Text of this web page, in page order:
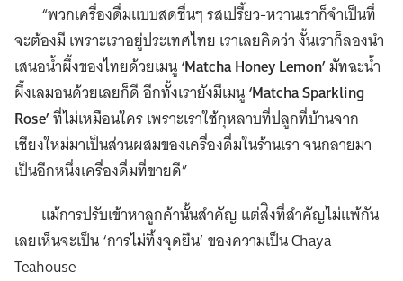
“พวกเครื่องดื่มแบบสดชื่นๆ รสเปรี้ยว-หวานเราก็จำเป็นที่
จะต้องมี เพราะเราอยู่ประเทศไทย เราเลยคิดว่า งั้นเราก็ลองนำ
เสนอน้ำผึ้งของไทยด้วยเมนู‘Matcha Honey Lemon’มัทฉะน้ำ
ผึ้งเลมอนด้วยเลยก็ดี อีกทั้งเรายังมีเมนู‘Matcha Sparkling
Rose’ที่ไม่เหมือนใคร เพราะเราใช้กุหลาบที่ปลูกที่บ้านจาก
เชียงใหม่มาเป็นส่วนผสมของเครื่องดื่มในร้านเรา จนกลายมา
เป็นอีกหนึ่งเครื่องดื่มที่ขายดี”
แม้การปรับเข้าหาลูกค้านั้นสำคัญ แต่ส่ิงที่สำคัญไม่แพ้กัน
เลยเห็นจะเป็น ‘การไม่ทิ้งจุดยืน’ ของความเป็น Chaya
Teahouse